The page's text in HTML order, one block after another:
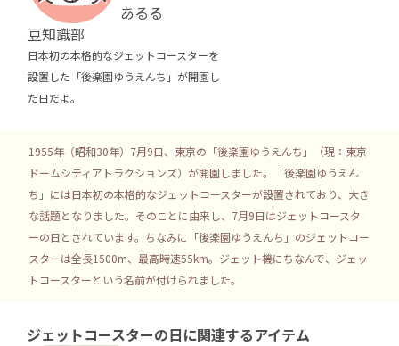
あるる
豆知識部
日本初の本格的なジェットコースターを
設置した「後楽園ゆうえんち」が開園し
た日だよ。
1955年（昭和30年）7月9日、東京の「後楽園ゆうえんち」（現：東京
ドームシティアトラクションズ）が開園しました。「後楽園ゆうえん
ち」には日本初の本格的なジェットコースターが設置されており、大き
な話題となりました。そのことに由来し、7月9日はジェットコースタ
ーの日とされています。ちなみに「後楽園ゆうえんち」のジェットコー
スターは全長1500m、最高時速55km。ジェット機にちなんで、ジェッ
トコースターという名前が付けられました。
ジェットコースターの日に関連するアイテム